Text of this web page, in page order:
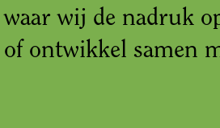
waar wij de nadruk
of ontwikkel samen